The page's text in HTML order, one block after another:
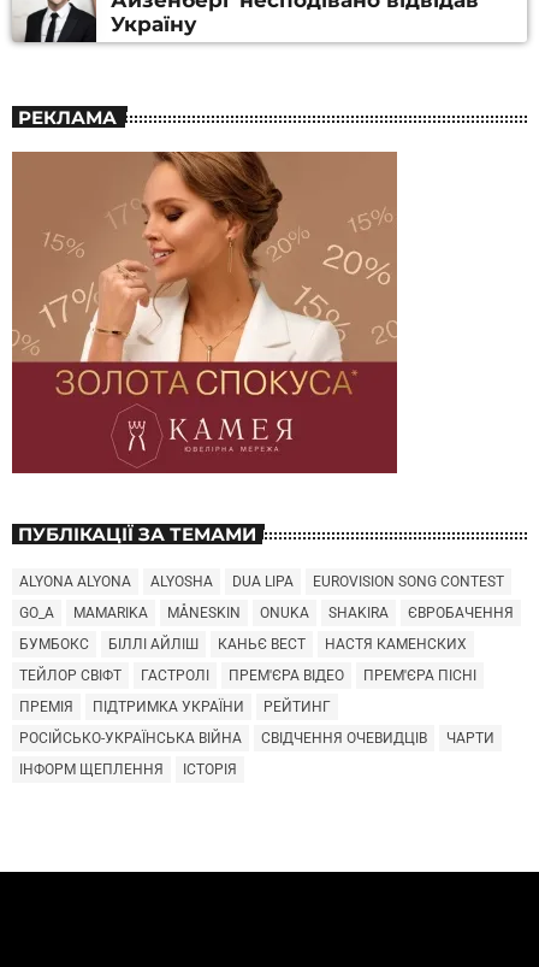
Україну
РЕКЛАМА
ПУБЛІКАЦІЇ ЗА ТЕМАМИ
ALYONA ALYONA ALYOSHA DUA LIPA
EUROVISION SONG CONTEST
GO_A
MAMARIKA MÅNESKIN ONUKA SHAKIRA
ЄВРОБАЧЕННЯ
БУМБОКС
БІЛЛІ АЙЛІШ КАНЬЄ ВЕСТ
НАСТЯ КАМЕНСКИХ
ТЕЙЛОР СВІФТ
ГАСТРОЛІ ПРЕМ'ЄРА ВІДЕО
ПРЕМ'ЄРА ПІСНІ
ПРЕМІЯ
ПІДТРИМКА УКРАЇНИ
РЕЙТИНГ
РОСІЙСЬКО-УКРАЇНСЬКА ВІЙНА
СВІДЧЕННЯ ОЧЕВИДЦІВ
ЧАРТИ
ІНФОРМ ЩЕПЛЕННЯ
ІСТОРІЯ